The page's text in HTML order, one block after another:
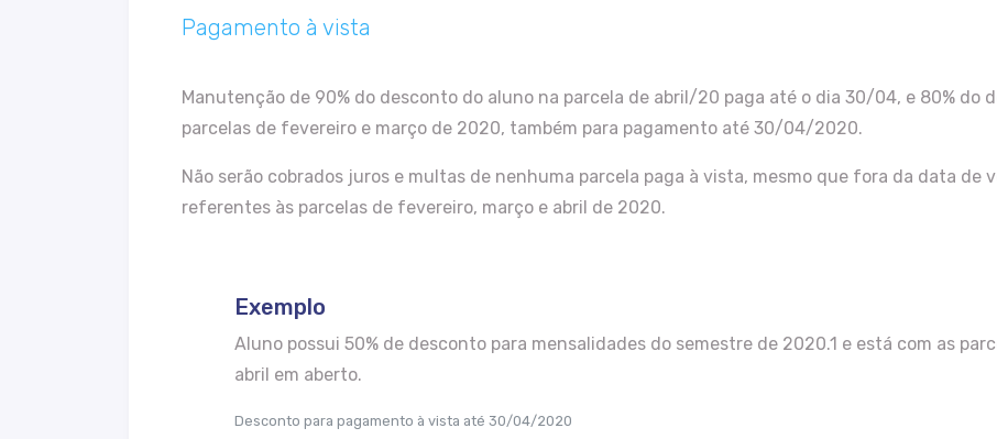
Pagamento à vista
Manutenção de 90% do desconto do aluno na parcela de abril/20 paga até o dia 30/04, e 80% do
parcelas de fevereiro e março de 2020, também para pagamento até 30/04/2020.
Não serão cobrados juros e multas de nenhuma parcela paga à vista, mesmo que fora da data de
referentes às parcelas de fevereiro, março e abril de 2020.
Exemplo
Aluno possui 50% de desconto para mensalidades do semestre de 2020.1 e está com as
abril em aberto.
Desconto para pagamento à vista até 30/04/2020